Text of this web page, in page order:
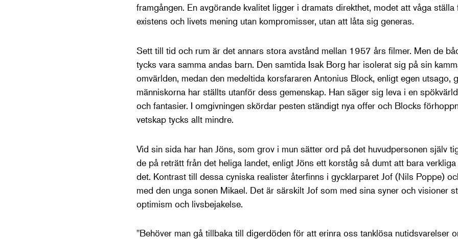
framgången. En avgörande kvalitet ligger i dramats direkthet, modet att våga
existens och livets mening utan kompromisser, utan att låta sig generas.
Sett till tid och rum är det annars stora avstånd mellan 1957 års filmer. Men de
tycks vara samma andas barn. Den samtida Isak Borg har isolerat sig på sin
omvärlden, medan den medeltida korsfararen Antonius Block, enligt egen utsago,
människorna har ställts utanför dess gemenskap. Han säger sig leva i en
och fantasier. I omgivningen skördar pesten ständigt nya offer och Blocks
vetskap tycks allt mindre.
Vid sin sida har han Jöns, som grov i mun sätter ord på det huvudpersonen själv
de på reträtt från det heliga landet, enligt Jöns ett korståg så dumt att bara
det. Kontrast till dessa cyniska realister återfinns i gycklarparet Jof (Nils Poppe)
med den unga sonen Mikael. Det är särskilt Jof som med sina syner och visioner
optimism och livsbejakelse.
"Behöver man gå tillbaka till digerdöden för att erinra oss tanklösa nutidsvarelser